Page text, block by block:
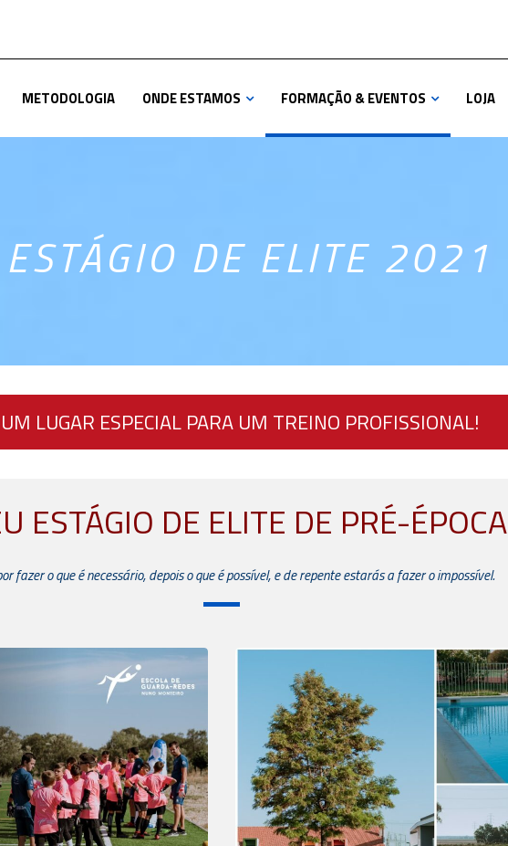
METODOLOGIA ONDE ESTAMOS FORMAÇÃO & EVENTOS LOJA
DE ELITE 2021
UM LUGAR ESPECIAL PARA UM TREINO PROFISSIONAL!
ESTÁGIO DE ELITE DE PRÉ-ÉPOCA
fazer o que é necessário, depois o que é possível, e de repente estarás a fazer o impossível.